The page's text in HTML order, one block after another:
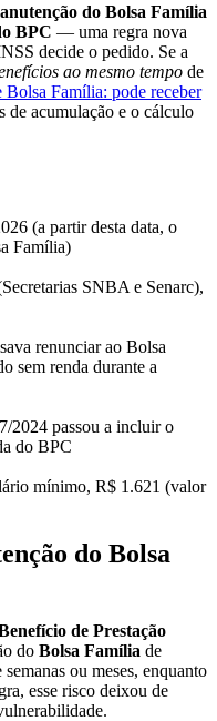
do Bolsa Família
BPC — uma regra nova
decide o pedido. Se a
ao mesmo tempo de
Bolsa Família: pode receber
de acumulação e o cálculo
(a partir desta data, o
Família)
SNBA e Senarc),
renunciar ao Bolsa
sem renda durante a
2024 passou a incluir o
do BPC
mínimo, R$ 1.621 (valor
do Bolsa
de Prestação
do Bolsa Família de
ou meses, enquanto
esse risco deixou de